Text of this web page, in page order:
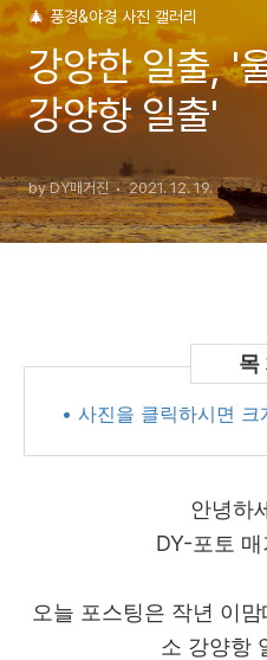
🎄 풍경&야경 사진 갤러리
강양한 일출, '
강양항 일출'
by DY매거진 2021. 12. 19.
• 사진을 클릭하시면
안녕하
DY-포토
오늘 포스팅은 작년 이
소 강양항